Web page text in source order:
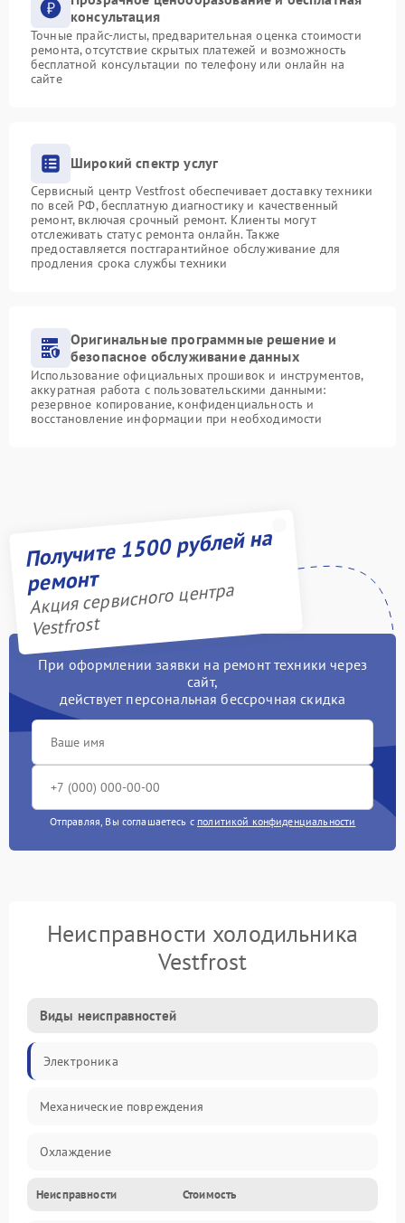
консультация
Точные прайс-листы, предварительная оценка стоимости
ремонта, отсутствие скрытых платежей и возможность
бесплатной консультации по телефону или онлайн на
сайте
Широкий спектр услуг
Сервисный центр Vestfrost обеспечивает доставку техники
по всей РФ, бесплатную диагностику и качественный
ремонт, включая срочный ремонт. Клиенты могут
отслеживать статус ремонта онлайн. Также
предоставляется постгарантийное обслуживание для
продления срока службы техники
Оригинальные программные решение и
безопасное обслуживание данных
Использование официальных прошивок и инструментов,
аккуратная работа с пользовательскими данными:
резервное копирование, конфиденциальность и
восстановление информации при необходимости
Получите 1500 рублей на
ремонт
Акция сервисного центра
Vestfrost
При оформлении заявки на ремонт техники через
сайт,
действует персональная бессрочная скидка
Отправляя, Вы соглашаетесь с политикой конфиденциальности
Неисправности холодильника
Vestfrost
Виды неисправностей
Электроника
Механические повреждения
Охлаждение
Механика
Неисправности Стоимость